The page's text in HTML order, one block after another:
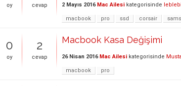
oy cevap 2 Mayıs 2016 Mac Ailesi kategorisinde leblebi
macbook pro ssd corsair
0
oy
2
cevap
Macbook Kasa Değişimi
26 Nisan 2016 Mac Ailesi kategorisinde
macbook pro